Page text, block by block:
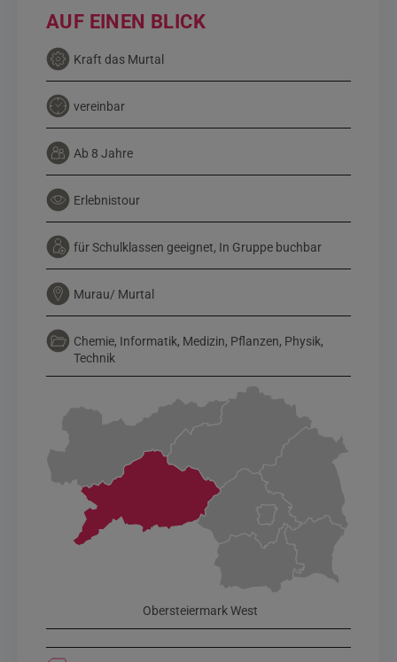
AUF EINEN BLICK
Kraft das Murtal
vereinbar
Ab 8 Jahre
Erlebnistour
für Schulklassen geeignet, In Gruppe buchbar
Murau/ Murtal
Chemie, Informatik, Medizin, Pflanzen, Physik,
Technik
Obersteiermark West